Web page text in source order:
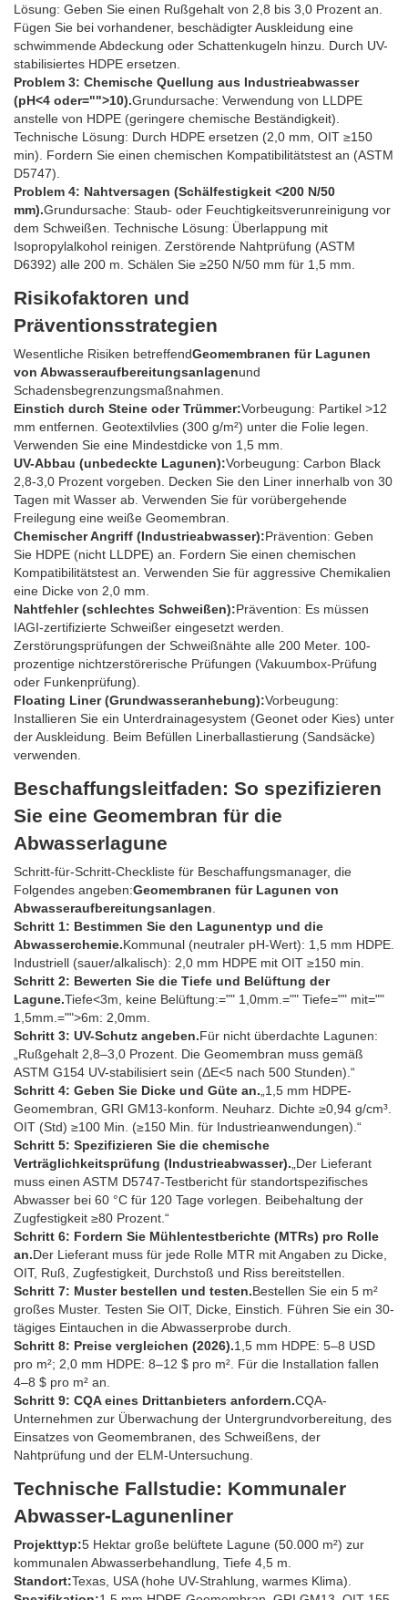
Lösung: Geben Sie einen Rußgehalt von 2,8 bis 3,0 Prozent an.
Fügen Sie bei vorhandener, beschädigter Auskleidung eine
schwimmende Abdeckung oder Schattenkugeln hinzu. Durch UV-
stabilisiertes HDPE ersetzen.
Problem 3: Chemische Quellung aus Industrieabwasser
(pH<4 oder="">10).Grundursache: Verwendung von LLDPE
anstelle von HDPE (geringere chemische Beständigkeit).
Technische Lösung: Durch HDPE ersetzen (2,0 mm, OIT ≥150
min). Fordern Sie einen chemischen Kompatibilitätstest an (ASTM
D5747).
Problem 4: Nahtversagen (Schälfestigkeit <200 N/50
mm).Grundursache: Staub- oder Feuchtigkeitsverunreinigung vor
dem Schweißen. Technische Lösung: Überlappung mit
Isopropylalkohol reinigen. Zerstörende Nahtprüfung (ASTM
D6392) alle 200 m. Schälen Sie ≥250 N/50 mm für 1,5 mm.
Risikofaktoren und
Präventionsstrategien
Wesentliche Risiken betreffendGeomembranen für Lagunen
von Abwasseraufbereitungsanlagenund
Schadensbegrenzungsmaßnahmen.
Einstich durch Steine ​​oder Trümmer:Vorbeugung: Partikel >12
mm entfernen. Geotextilvlies (300 g/m²) unter die Folie legen.
Verwenden Sie eine Mindestdicke von 1,5 mm.
UV-Abbau (unbedeckte Lagunen):Vorbeugung: Carbon Black
2,8-3,0 Prozent vorgeben. Decken Sie den Liner innerhalb von 30
Tagen mit Wasser ab. Verwenden Sie für vorübergehende
Freilegung eine weiße Geomembran.
Chemischer Angriff (Industrieabwasser):Prävention: Geben
Sie HDPE (nicht LLDPE) an. Fordern Sie einen chemischen
Kompatibilitätstest an. Verwenden Sie für aggressive Chemikalien
eine Dicke von 2,0 mm.
Nahtfehler (schlechtes Schweißen):Prävention: Es müssen
IAGI-zertifizierte Schweißer eingesetzt werden.
Zerstörungsprüfungen der Schweißnähte alle 200 Meter. 100-
prozentige nichtzerstörerische Prüfungen (Vakuumbox-Prüfung
oder Funkenprüfung).
Floating Liner (Grundwasseranhebung):Vorbeugung:
Installieren Sie ein Unterdrainagesystem (Geonet oder Kies) unter
der Auskleidung. Beim Befüllen Linerballastierung (Sandsäcke)
verwenden.
Beschaffungsleitfaden: So spezifizieren
Sie eine Geomembran für die
Abwasserlagune
Schritt-für-Schritt-Checkliste für Beschaffungsmanager, die
Folgendes angeben:Geomembranen für Lagunen von
Abwasseraufbereitungsanlagen
Schritt 1: Bestimmen Sie den Lagunentyp und die
Abwasserchemie.Kommunal (neutraler pH-Wert): 1,5 mm HDPE.
Industriell (sauer/alkalisch): 2,0 mm HDPE mit OIT ≥150 min.
Schritt 2: Bewerten Sie die Tiefe und Belüftung der
Lagune.Tiefe<3m, keine Belüftung:="" 1,0mm.="" Tiefe="" mit=""
1,5mm.="">6m: 2,0mm.
Schritt 3: UV-Schutz angeben.Für nicht überdachte Lagunen:
„Rußgehalt 2,8–3,0 Prozent. Die Geomembran muss gemäß
ASTM G154 UV-stabilisiert sein (ΔE<5 nach 500 Stunden).“
Schritt 4: Geben Sie Dicke und Güte an. „1,5 mm HDPE-
Geomembran, GRI GM13-konform. Neuharz. Dichte ≥0,94 g/cm³.
OIT (Std) ≥100 Min. (≥150 Min. für Industrieanwendungen).“
Schritt 5: Spezifizieren Sie die chemische
Verträglichkeitsprüfung (Industrieabwasser). „Der Lieferant
muss einen ASTM D5747-Testbericht für standortspezifisches
Abwasser bei 60 °C für 120 Tage vorlegen. Beibehaltung der
Zugfestigkeit ≥80 Prozent.“
Schritt 6: Fordern Sie Mühlentestberichte (MTRs) pro Rolle
an.Der Lieferant muss für jede Rolle MTR mit Angaben zu Dicke,
OIT, Ruß, Zugfestigkeit, Durchstoß und Riss bereitstellen.
Schritt 7: Muster bestellen und testen.Bestellen Sie ein 5 m²
großes Muster. Testen Sie OIT, Dicke, Einstich. Führen Sie ein 30-
tägiges Eintauchen in die Abwasserprobe durch.
Schritt 8: Preise vergleichen (2026).1,5 mm HDPE: 5–8 USD
pro m²; 2,0 mm HDPE: 8–12 $ pro m². Für die Installation fallen
4–8 $ pro m² an.
Schritt 9: CQA eines Drittanbieters anfordern.CQA-
Unternehmen zur Überwachung der Untergrundvorbereitung, des
Einsatzes von Geomembranen, des Schweißens, der
Nahtprüfung und der ELM-Untersuchung.
Technische Fallstudie: Kommunaler
Abwasser-Lagunenliner
Projekttyp:5 Hektar große belüftete Lagune (50.000 m²) zur
kommunalen Abwasserbehandlung, Tiefe 4,5 m.
Standort:Texas, USA (hohe UV-Strahlung, warmes Klima).